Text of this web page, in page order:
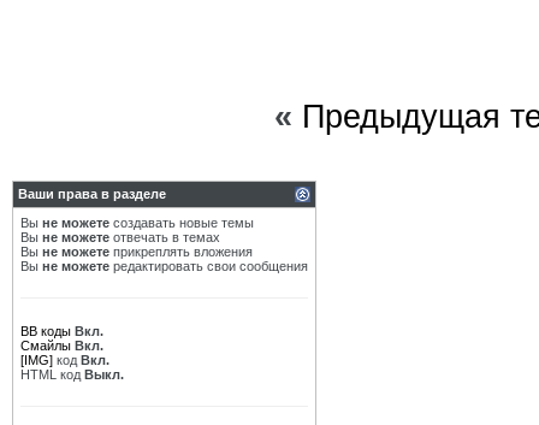
« Предыдущая
Ваши права в разделе
Вы не можете создавать новые темы
Вы не можете отвечать в темах
Вы не можете прикреплять вложения
Вы не можете редактировать свои сообщения
BB коды Вкл.
Смайлы Вкл.
[IMG] код Вкл.
HTML код Выкл.